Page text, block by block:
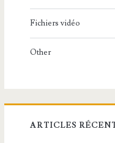
Fichiers vidéo
Other
ARTICLES